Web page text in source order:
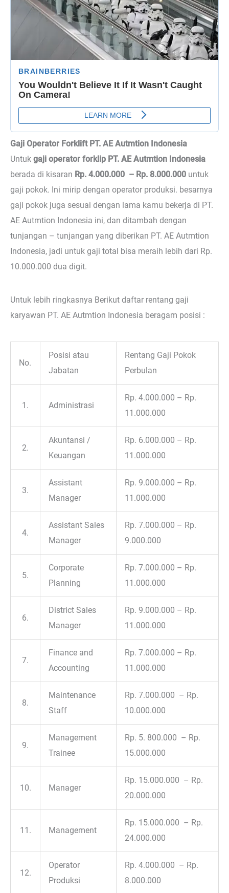
Gaji Operator Forklift PT. AE Autmtion Indonesia
Untuk gaji operator forklip PT. AE Autmtion Indonesia
berada di kisaran Rp. 4.000.000 – Rp. 8.000.000 untuk
gaji pokok. Ini mirip dengan operator produksi. besarnya
gaji pokok juga sesuai dengan lama kamu bekerja di PT.
AE Autmtion Indonesia ini, dan ditambah dengan
tunjangan – tunjangan yang diberikan PT. AE Autmtion
Indonesia, jadi untuk gaji total bisa meraih lebih dari Rp.
10.000.000 dua digit.
Untuk lebih ringkasnya Berikut daftar rentang gaji
karyawan PT. AE Autmtion Indonesia beragam posisi :
No.
Posisi atau
Jabatan
Rentang Gaji Pokok
Perbulan
1. Administrasi
Rp. 4.000.000 – Rp.
11.000.000
2.
Akuntansi /
Keuangan
Rp. 6.000.000 – Rp.
11.000.000
3.
Assistant
Manager
Rp. 9.000.000 – Rp.
11.000.000
4.
Assistant Sales
Manager
Rp. 7.000.000 – Rp.
9.000.000
5.
Corporate
Planning
Rp. 7.000.000 – Rp.
11.000.000
6.
District Sales
Manager
Rp. 9.000.000 – Rp.
11.000.000
7.
Finance and
Accounting
Rp. 7.000.000 – Rp.
11.000.000
8.
Maintenance
Staff
Rp. 7.000.000 – Rp.
10.000.000
9.
Management
Trainee
Rp. 5. 800.000 – Rp.
15.000.000
10. Manager
Rp. 15.000.000 – Rp.
20.000.000
11. Management
Rp. 15.000.000 – Rp.
24.000.000
12.
Operator
Produksi
Rp. 4.000.000 – Rp.
8.000.000